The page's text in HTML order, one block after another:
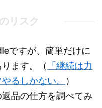
リスク
ですが、簡単だけに
ます。（
「継続は力
るしかない。
）
品の仕方を調べてみ